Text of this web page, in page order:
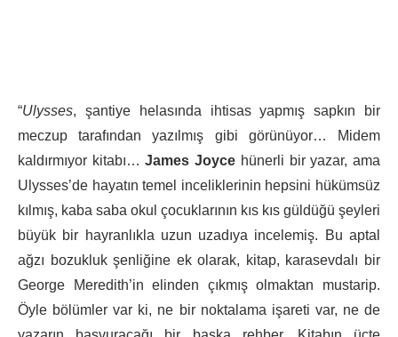
“Ulysses, şantiye helasında ihtisas yapmış sapkın bir
meczup tarafından yazılmış gibi görünüyor… Midem
kaldırmıyor kitabı…James Joyce hünerli bir yazar, ama
Ulysses’de hayatın temel inceliklerinin hepsini hükümsüz
kılmış, kaba saba okul çocuklarının kıs kıs güldüğü şeyleri
büyük bir hayranlıkla uzun uzadıya incelemiş. Bu aptal
ağzı bozukluk şenliğine ek olarak, kitap, karasevdalı bir
George Meredith’in elinden çıkmış olmaktan mustarip.
Öyle bölümler var ki, ne bir noktalama işareti var, ne de